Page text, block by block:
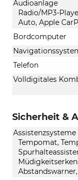
Audioanlage
Radio/MP3-
Auto, Apple
Bordcomputer
Telefon
Volldigitales
Sicherheit &
Assistenzsysteme
Tempomat,